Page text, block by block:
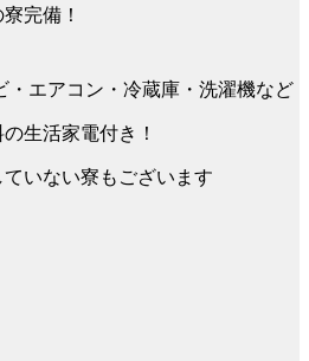
完備！
・エアコン・冷蔵庫・洗濯機など
生活家電付き！
いない寮もございます